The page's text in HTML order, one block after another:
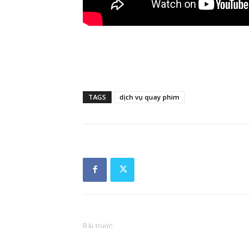
TAGS dịch vụ quay phim
Bài trước